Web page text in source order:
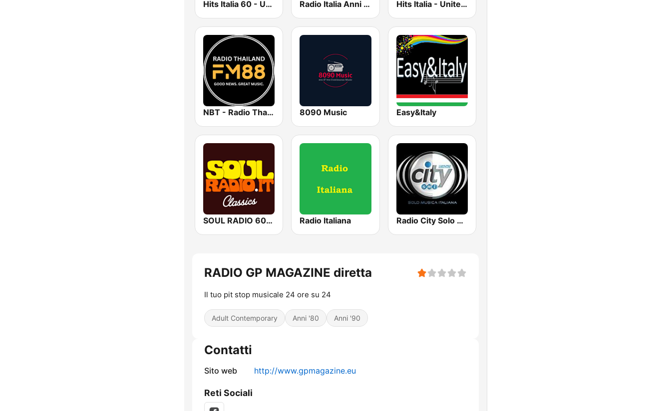
Hits Italia 60 - United Music Radio Italia Anni 60 - Trentino Alto Adige Hits Italia - United Music
NBT - Radio Thailand 88 FM 8090 Music Easy&Italy
SOUL RADIO 60-70 Radio Italiana Radio City Solo Musica Italiana
RADIO GP MAGAZINE diretta
Il tuo pit stop musicale 24 ore su 24
Adult Contemporary Anni '80 Anni '90
Contatti
Sito web http://www.gpmagazine.eu
Reti Sociali